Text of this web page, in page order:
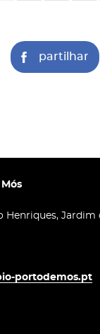
partilhar
Henriques, Jardim
portodemos.pt